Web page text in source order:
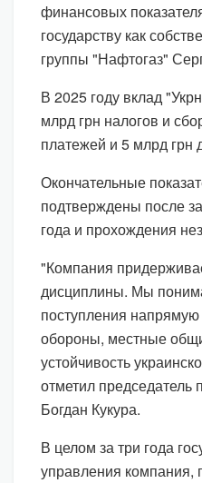
финансовых
государству как
группы "Нафтогаз"
В 2025 году вклад
млрд грн налогов и
платежей и 5 млрд грн
Окончательные
подтверждены после
года и прохождения
"Компания
дисциплины. Мы
поступления
обороны, местные
устойчивость
отметил
Богдан Кукура.
В целом за три года
управления компания,